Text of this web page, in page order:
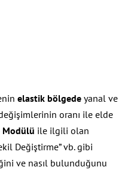
elastik bölgede yanal ve
oranı ile elde
Modülü ile ilgili olan
Değiştirme” vb. gibi
ve nasıl bulunduğunu